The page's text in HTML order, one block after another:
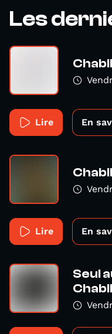
Les
Lire En
Lire En
Seul